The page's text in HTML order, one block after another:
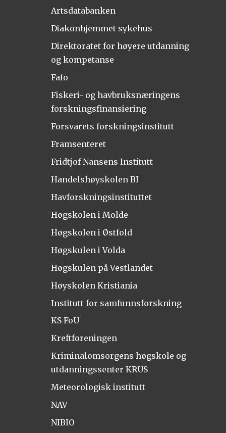
Artsdatabanken
Diakonhjemmet sykehus
Direktoratet for høyere utdanning
og kompetanse
Fafo
Fiskeri- og havbruksnæringens
forskningsfinansiering
Forsvarets forskningsinstitutt
Framsenteret
Fridtjof Nansens Institutt
Handelshøyskolen BI
Havforskningsinstituttet
Høgskolen i Molde
Høgskolen i Østfold
Høgskulen i Volda
Høgskulen på Vestlandet
Høyskolen Kristiania
Institutt for samfunnsforskning
KS FoU
Kreftforeningen
Kriminalomsorgens høgskole og
utdanningssenter KRUS
Meteorologisk institutt
NAV
NIBIO